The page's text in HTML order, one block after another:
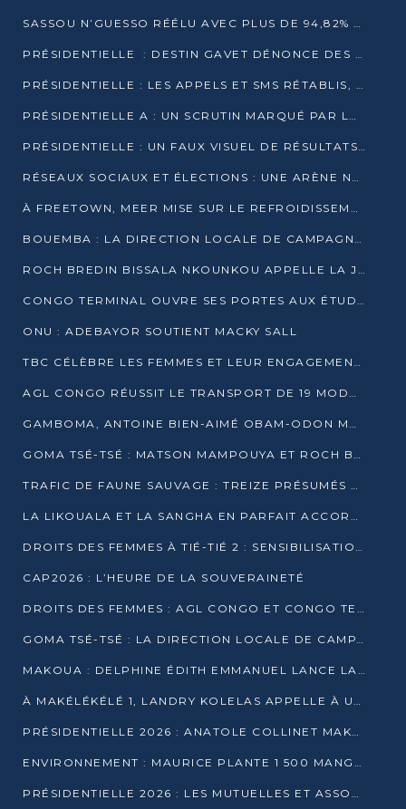
SASSOU N’GUESSO RÉÉLU AVEC PLUS DE 94,82% DES VOIX
PRÉSIDENTIELLE : DESTIN GAVET DÉNONCE DES IRRÉGULARITÉS ET REVENDIQUE LA VICTOIRE
PRÉSIDENTIELLE : LES APPELS ET SMS RÉTABLIS, INTERNET RESTE BLOQUÉ
PRÉSIDENTIELLE A : UN SCRUTIN MARQUÉ PAR LA COUPURE D’INTERNET ET UNE AFFLUENCE TIMIDE À BRAZZAVILLE
PRÉSIDENTIELLE : UN FAUX VISUEL DE RÉSULTATS CIRCULE
RÉSEAUX SOCIAUX ET ÉLECTIONS : UNE ARÈNE NUMÉRIQUE EN PLEINE MUTATION AU CONGO
À FREETOWN, MEER MISE SUR LE REFROIDISSEMENT PASSIF FACE À LA CHALEUR EXTRÊME
BOUEMBA : LA DIRECTION LOCALE DE CAMPAGNE DE DENIS SASSOU N’GUESSO MULTIPLIE LES ACTIVITÉS DE MOBILISATION
ROCH BREDIN BISSALA NKOUNKOU APPELLE LA JEUNESSE DE GOMA TSÉ-TSÉ À UN VOTE MASSIF POUR DENIS SASSOU NGUESSO
CONGO TERMINAL OUVRE SES PORTES AUX ÉTUDIANTS EN TRANSPORT ET LOGISTIQUE
ONU : ADEBAYOR SOUTIENT MACKY SALL
TBC CÉLÈBRE LES FEMMES ET LEUR ENGAGEMENT À L’OCCASION DU 8 MARS
AGL CONGO RÉUSSIT LE TRANSPORT DE 19 MODULES HORS GABARIT ENTRE POINTE-NOIRE ET BRAZZAVILLE
GAMBOMA, ANTOINE BIEN-AIMÉ OBAM-ODON MOBILISE LES 32 148 ÉLECTEURS EN FAVEUR DE DENIS SASSOU NGUESSO
GOMA TSÉ-TSÉ : MATSON MAMPOUYA ET ROCH BREDIN BISSALA NKOUNKOU EN CAMPAGNE DE PROXIMITÉ
TRAFIC DE FAUNE SAUVAGE : TREIZE PRÉSUMÉS TRAFIQUANTS INTERPELLÉS AU CONGO EN 2025
LA LIKOUALA ET LA SANGHA EN PARFAIT ACCORD AVEC LE PROJET DE SOCIÉTÉ DU CANDIDAT DENIS SASSOU-N’GUESSO
DROITS DES FEMMES À TIÉ-TIÉ 2 : SENSIBILISATION ET PÉDAGOGIE SUR LE DROIT DE VOTE
CAP2026 : L’HEURE DE LA SOUVERAINETÉ
DROITS DES FEMMES : AGL CONGO ET CONGO TERMINAL METTENT EN AVANT LE LEADERSHIP FÉMININ
GOMA TSÉ-TSÉ : LA DIRECTION LOCALE DE CAMPAGNE INTENSIFIE LA SENSIBILISATION DANS LES VILLAGES
MAKOUA : DELPHINE ÉDITH EMMANUEL LANCE LA CAMPAGNE POUR DENIS SASSOU-N’GUESSO
À MAKÉLÉKÉLÉ 1, LANDRY KOLELAS APPELLE À UNE MOBILISATION MASSIVE EN FAVEUR DE DENIS SASSOU-N’GUESSO
PRÉSIDENTIELLE 2026 : ANATOLE COLLINET MAKOSSO DÉFEND LE PROJET DE SOCIÉTÉ DE DENIS SASSOU NGUESSO
ENVIRONNEMENT : MAURICE PLANTE 1 500 MANGROVES POUR HONORER WANGARI MAATHAI
PRÉSIDENTIELLE 2026 : LES MUTUELLES ET ASSOCIATIONS S’IMPLIQUENT DANS LA CAMPAGNE ÉLECTORALE À TIÉ-TIÉ 2 (POINTE-NOIRE)